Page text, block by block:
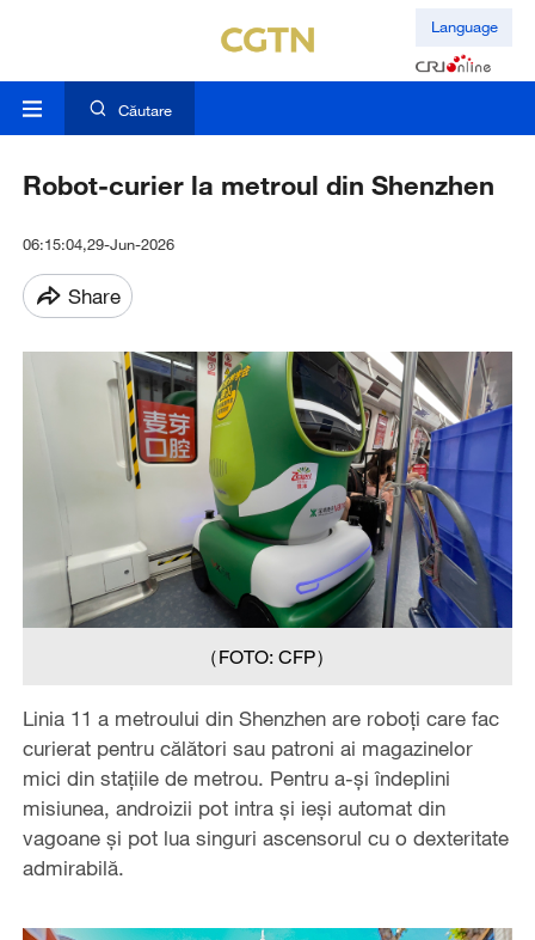
Language
Căutare
Robot-curier la metroul din Shenzhen
06:15:04,29-Jun-2026
Share
（FOTO: CFP）
Linia 11 a metroului din Shenzhen are roboți care fac
curierat pentru călători sau patroni ai magazinelor
mici din stațiile de metrou. Pentru a-și îndeplini
misiunea, androizii pot intra și ieși automat din
vagoane și pot lua singuri ascensorul cu o dexteritate
admirabilă.